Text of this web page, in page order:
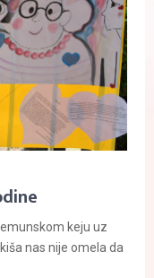
keju uz
nas nije omela da